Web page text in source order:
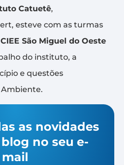
Catuetê,
esteve com as turmas
CIEE São Miguel do Oeste
do instituto, a
e questões
Ambiente.
as novidades
no seu e-
mail